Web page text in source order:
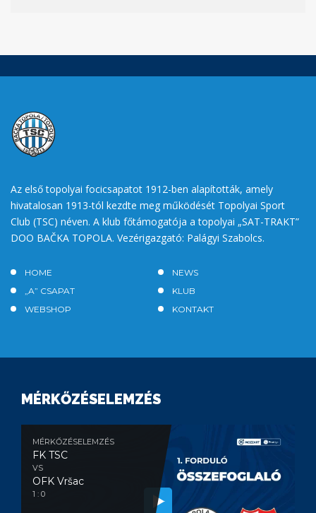
Az első topolyai focicsapatot 1912-ben alapították, amely
hivatalosan 1913-tól kezdte meg működését Topolyai Sport
Club (TSC) néven. A klub főtámogatója a topolyai „SAT-TRAKT”
DOO BAČKA TOPOLA. Vezérigazgató: Palágyi Szabolcs.
HOME
NEWS
„A” CSAPAT
KLUB
WEBSHOP
KONTAKT
MÉRKŐZÉSELEMZÉS
MÉRKŐZÉSELEMZÉS
FK TSC
VS
OFK Vršac
1 : 0